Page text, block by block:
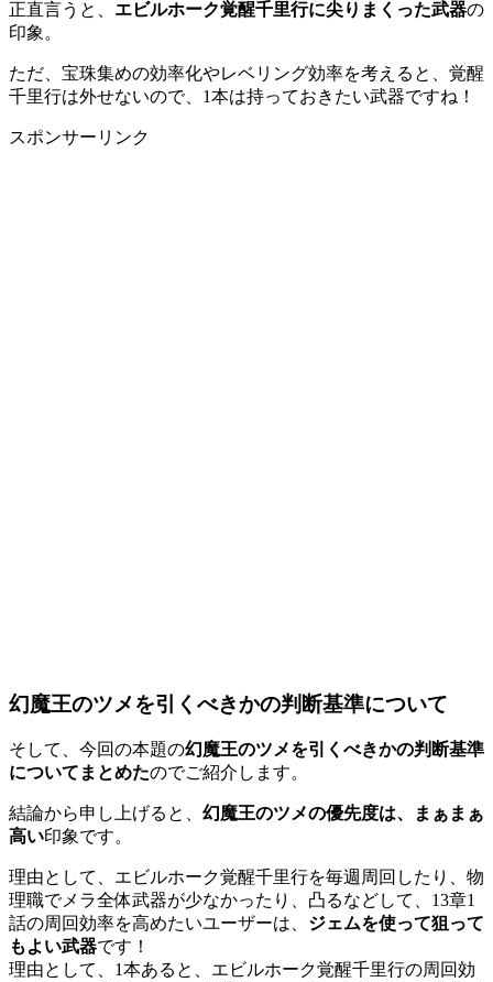
正直言うと、 エビルホーク覚醒千里行に尖りまくった武器の
印象。
ただ、宝珠集めの効率化やレベリング効率を考えると、覚醒
千里行は外せないので、1本は持っておきたい武器ですね！
スポンサーリンク
幻魔王のツメを引くべきかの判断基準について
そして、今回の本題の幻魔王のツメを引くべきかの判断基準
についてまとめたのでご紹介します。
結論から申し上げると、 幻魔王のツメの優先度は、まぁまぁ
高い印象です。
理由として、エビルホーク覚醒千里行を毎週周回したり、物
理職でメラ全体武器が少なかったり、凸るなどして、13章1
話の周回効率を高めたいユーザーは、 ジェムを使って狙って
もよい武器です！
理由として、1本あると、エビルホーク覚醒千里行の周回効